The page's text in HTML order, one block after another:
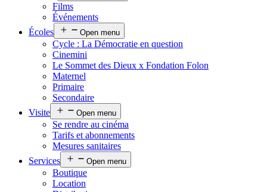
Films
Événements
Écoles
Open menu
Cycle : La Démocratie en question
Cinemini
Le Sommet des Dieux x Fondation Folon
Maternel
Primaire
Secondaire
Visite
Open menu
Se rendre au cinéma
Tarifs et abonnements
Mesures sanitaires
Services
Open menu
Boutique
Location